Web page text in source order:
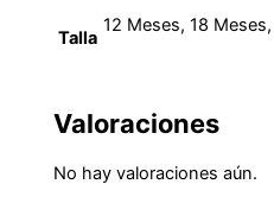
Talla
12 Meses, 18
Valoraciones
No hay valoraciones aún.